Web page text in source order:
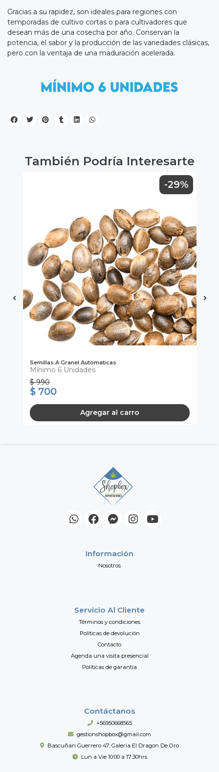
Gracias a su rapidez, son ideales para regiones con
temporadas de cultivo cortas o para cultivadores que
desean más de una cosecha por año. Conservan la
potencia, el sabor y la producción de las variedades clásicas,
pero con la ventaja de una maduración acelerada.
También Podría Interesarte
-29%
Semillas A Granel Automaticas
Mínimo 6 Unidades
$ 990
$ 700
Agregar al carro
Información
Nosotros
Servicio Al Cliente
Términos y condiciones
Políticas de devolución
Contacto
Agenda una visita presencial
Políticas de garantía
Contáctanos
+56950668565
gestionshopbox@gmail.com
Bascuñan Guerrero 47, Galeria El Dragon De Oro
Lun a Vie 10:00 a 17:30hrs